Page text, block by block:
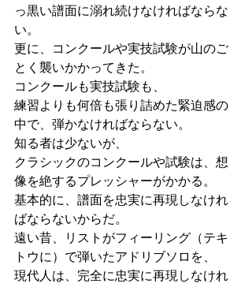
っ黒い譜面に溺れ続けなければならな
い。
更に、コンクールや実技試験が山のご
とく襲いかかってきた。
コンクールも実技試験も、
練習よりも何倍も張り詰めた緊迫感の
中で、弾かなければならない。
知る者は少ないが、
クラシックのコンクールや試験は、想
像を絶するプレッシャーがかかる。
基本的に、譜面を忠実に再現しなけれ
ばならないからだ。
遠い昔、リストがフィーリング（テキ
トウに）で弾いたアドリブソロを、
現代人は、完全に忠実に再現しなけれ